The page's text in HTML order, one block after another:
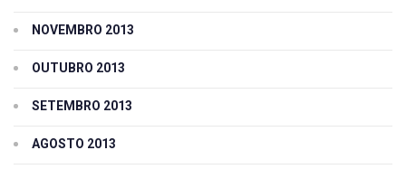
NOVEMBRO 2013
OUTUBRO 2013
SETEMBRO 2013
AGOSTO 2013